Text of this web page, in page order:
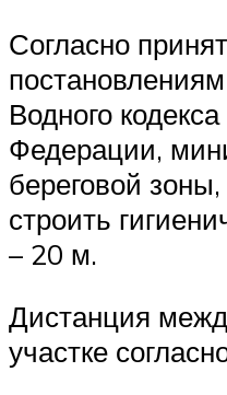
Согласно
Водного
Федерации,
береговой
строить
– 20 м.
Дистанция
участке